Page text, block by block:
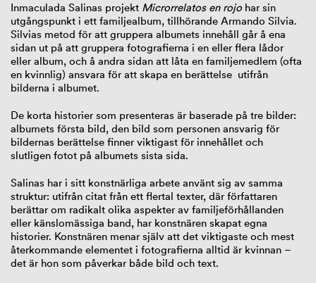
Inmaculada Salinas projekt Microrrelatos en rojo har sin
utgångspunkt i ett familjealbum, tillhörande Armando Silvia.
Silvias metod för att gruppera albumets innehåll går å ena
sidan ut på att gruppera fotografierna i en eller flera lådor
eller album, och å andra sidan att låta en familjemedlem (ofta
en kvinnlig) ansvara för att skapa en berättelse utifrån
bilderna i albumet.
De korta historier som presenteras är baserade på tre bilder:
albumets första bild, den bild som personen ansvarig för
bildernas berättelse finner viktigast för innehållet och
slutligen fotot på albumets sista sida.
Salinas har i sitt konstnärliga arbete använt sig av samma
struktur: utifrån citat från ett flertal texter, där författaren
berättar om radikalt olika aspekter av familjeförhållanden
eller känslomässiga band, har konstnären skapat egna
historier. Konstnären menar själv att det viktigaste och mest
återkommande elementet i fotografierna alltid är kvinnan –
det är hon som påverkar både bild och text.